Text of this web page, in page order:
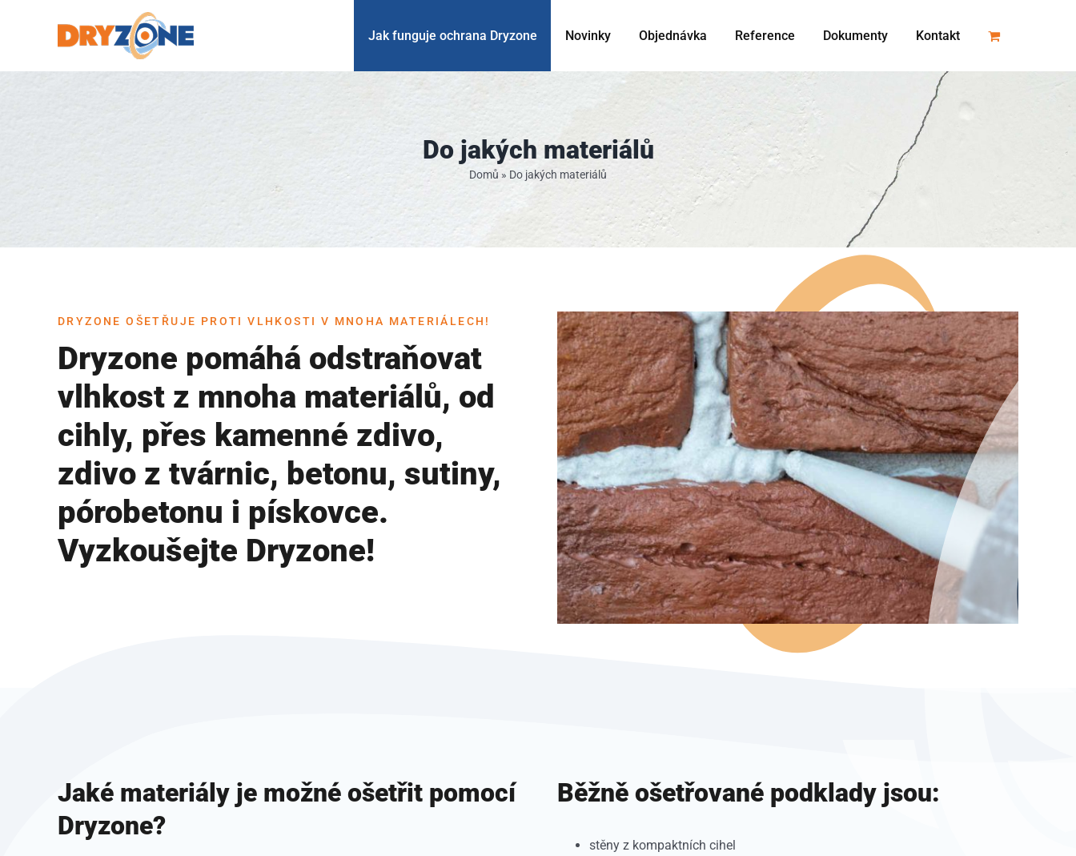
Jak funguje ochrana Dryzone Novinky Objednávka Reference Dokumenty Kontakt
Do jakých materiálů
Domů » Do jakých materiálů
DRYZONE OŠETŘUJE PROTI VLHKOSTI V MNOHA MATERIÁLECH!
Dryzone pomáhá odstraňovat
vlhkost z mnoha materiálů, od
cihly, přes kamenné zdivo,
zdivo z tvárnic, betonu, sutiny,
pórobetonu i pískovce.
Vyzkoušejte Dryzone!
Jaké materiály je možné ošetřit pomocí
Dryzone?
Běžně ošetřované podklady jsou:
stěny z kompaktních cihel